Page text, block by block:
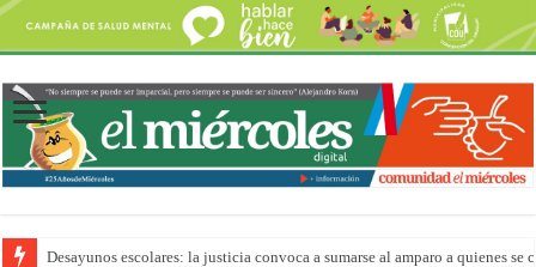
Desayunos escolares: la justicia convoca a sumarse al amparo a quienes se
“La Feria en tu Barrio” para agostocon sus días y horarios